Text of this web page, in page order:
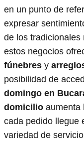
en un punto de
expresar
de los tradicionales
estos negocios
fúnebres y
posibilidad de
domingo en
domicilio aumenta
cada pedido llegue
variedad de